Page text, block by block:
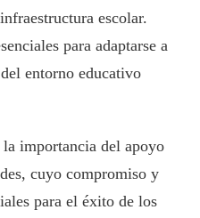
escolar.
para adaptarse a
entorno educativo
importancia del apoyo
cuyo compromiso y
para el éxito de los